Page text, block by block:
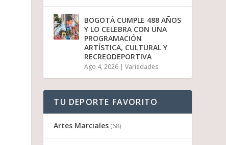
BOGOTÁ CUMPLE 488 AÑOS
Y LO CELEBRA CON UNA
PROGRAMACIÓN
ARTÍSTICA, CULTURAL Y
RECREODEPORTIVA
Ago 4, 2026 |Variedades
TU DEPORTE FAVORITO
Artes Marciales (68)